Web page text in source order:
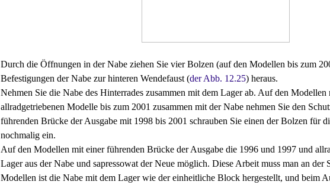
Durch die Öffnungen in der Nabe ziehen Sie vier Bolzen (auf den Modellen bis zum
Befestigungen der Nabe zur hinteren Wendefaust (der Abb. 12.25) heraus.
Nehmen Sie die Nabe des Hinterrades zusammen mit dem Lager ab. Auf den
allradgetriebenen Modelle bis zum 2001 zusammen mit der Nabe nehmen Sie den
führenden Brücke der Ausgabe mit 1998 bis 2001 schrauben Sie einen der Bolzen für
nochmalig ein.
Auf den Modellen mit einer führenden Brücke der Ausgabe die 1996 und 1997 und
Lager aus der Nabe und sapressowat der Neue möglich. Diese Arbeit muss man an
Modellen ist die Nabe mit dem Lager wie der einheitliche Block hergestellt, und beim